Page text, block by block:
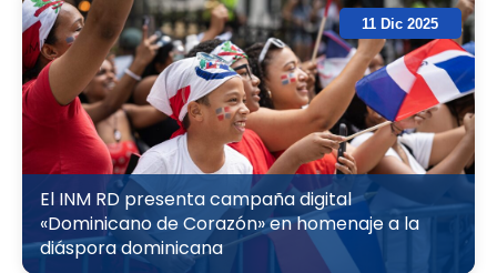
11 Dic 2025
El INM RD presenta campaña digital
«Dominicano de Corazón» en homenaje a la
diáspora dominicana